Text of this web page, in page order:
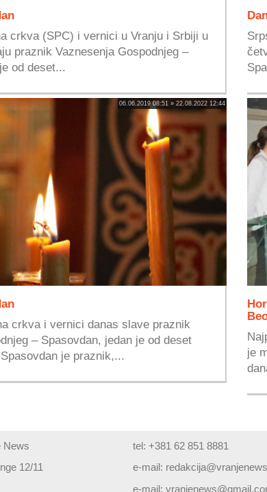
crkva (SPC) i vernici u Vranju i Srbiji u
praznik Vaznesenja Gospodnjeg –
od deset...
06.06.2019 08:51 » 22.08.2022 12:44
crkva i vernici danas slave praznik
– Spasovdan, jedan je od deset
je praznik,...
je
News
12/11
tel: +381 62 851 8881
e-mail:
e-mail: